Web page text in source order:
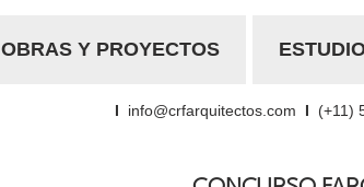
OBRAS Y PROYECTOS
I info@crfarquitectos.com I (+11)